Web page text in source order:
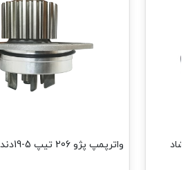
دو سرگشاد واترپمپ پژو 206 تیپ 5-19دنده فرانکو